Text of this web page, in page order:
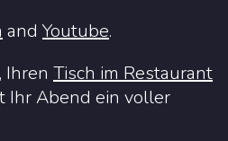
and Youtube.
Ihren Tisch im Restaurant
Ihr Abend ein voller